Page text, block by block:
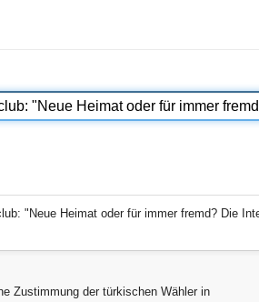
"Neue Heimat oder für immer fremd? Die
Zustimmung der türkischen Wähler in